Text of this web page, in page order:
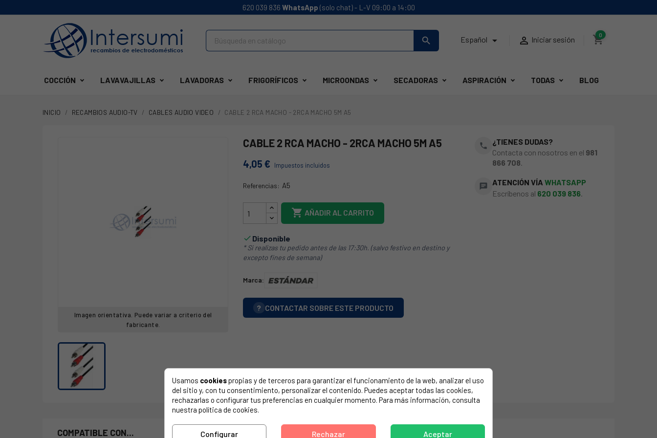
620 039 836 WhatsApp (solo chat) - L-V 09:00 a 14:00
search Español   Iniciar sesión shopping_cart
0
COCCIÓN LAVAVAJILLAS LAVADORAS FRIGORÍFICOS MICROONDAS SECADORAS ASPIRACIÓN TODAS BLOG
INICIO RECAMBIOS AUDIO-TV CABLES AUDIO VIDEO CABLE 2 RCA MACHO - 2RCA MACHO 5M A5
Imagen orientativa. Puede variar a criterio del
fabricante.
CABLE 2 RCA MACHO - 2RCA MACHO 5M A5
4,05 € Impuestos incluidos
Referencias: A5
A5
 AÑADIR AL CARRITO
 Disponible
* Si realizas tu pedido antes de las 17:30h. (salvo festivo en destino y
excepto fines de semana)
Marca:
? CONTACTAR SOBRE ESTE PRODUCTO
phone
¿TIENES DUDAS?
Contacta con nosotros en el 981
866 708.
chat ATENCIÓN VÍAWHATSAPP
Escríbenos al 620 039 836
COMPATIBLE CON...
Usamos cookiespropias y de terceros para garantizar el funcionamiento de la web, analizar el uso
del sitio y, con tu consentimiento, personalizar el contenido. Puedes aceptar todas las cookies,
rechazarlas o configurar tus preferencias en cualquier momento. Para más información, consulta
nuestra política de cookies.
Configurar Rechazar Aceptar